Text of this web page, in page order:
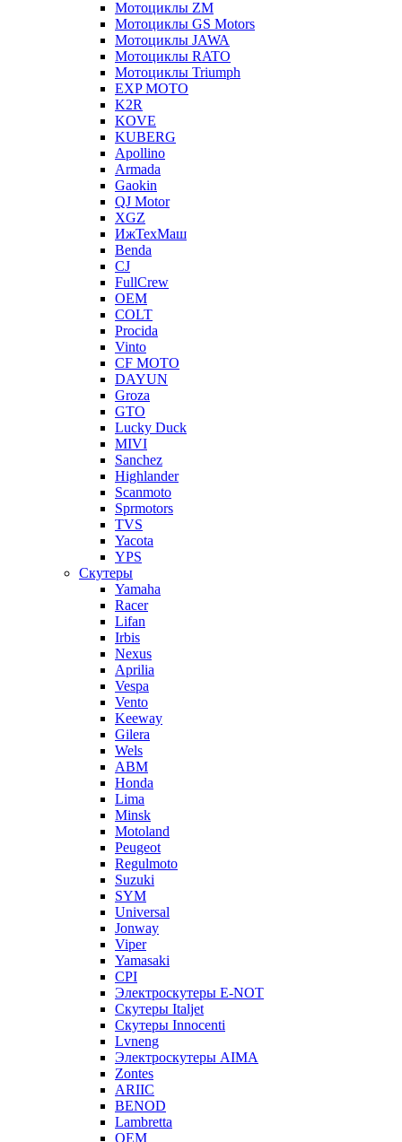
Мотоциклы ZM
Мотоциклы GS Motors
Мотоциклы JAWA
Мотоциклы RATO
Мотоциклы Triumph
EXP MOTO
K2R
KOVE
KUBERG
Apollino
Armada
Gaokin
QJ Motor
XGZ
ИжТехМаш
Benda
CJ
FullCrew
OEM
COLT
Procida
Vinto
CF MOTO
DAYUN
Groza
GTO
Lucky Duck
MIVI
Sanchez
Highlander
Scanmoto
Sprmotors
TVS
Yacota
YPS
Скутеры
Yamaha
Racer
Lifan
Irbis
Nexus
Aprilia
Vespa
Vento
Keeway
Gilera
Wels
ABM
Honda
Lima
Minsk
Motoland
Peugeot
Regulmoto
Suzuki
SYM
Universal
Jonway
Viper
Yamasaki
CPI
Электроскутеры E-NOT
Скутеры Italjet
Скутеры Innocenti
Lvneng
Электроскутеры AIMA
Zontes
ARIIC
BENOD
Lambretta
OEM